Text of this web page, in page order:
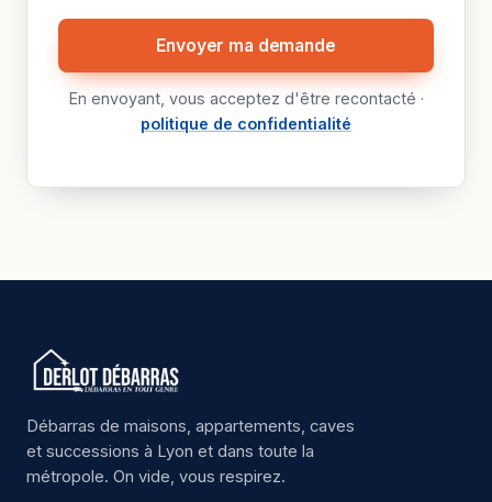
Envoyer ma demande
En envoyant, vous acceptez d'être recontacté ·
politique de confidentialité
Débarras de maisons, appartements, caves
et successions à Lyon et dans toute la
métropole. On vide, vous respirez.